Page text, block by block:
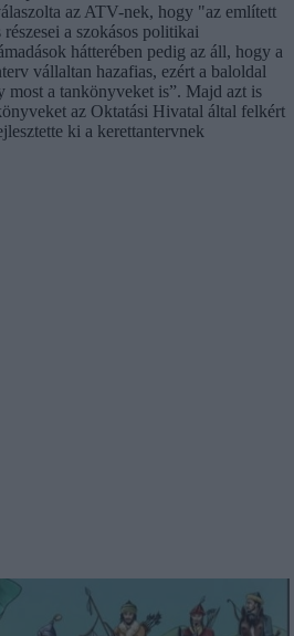
az ATV-nek, hogy "az említett
a szokásos politikai
hátterében pedig az áll, hogy a
vállaltan hazafias, ezért a baloldal
most a tankönyveket is”. Majd azt is
az Oktatási Hivatal által felkért
ki a kerettantervnek